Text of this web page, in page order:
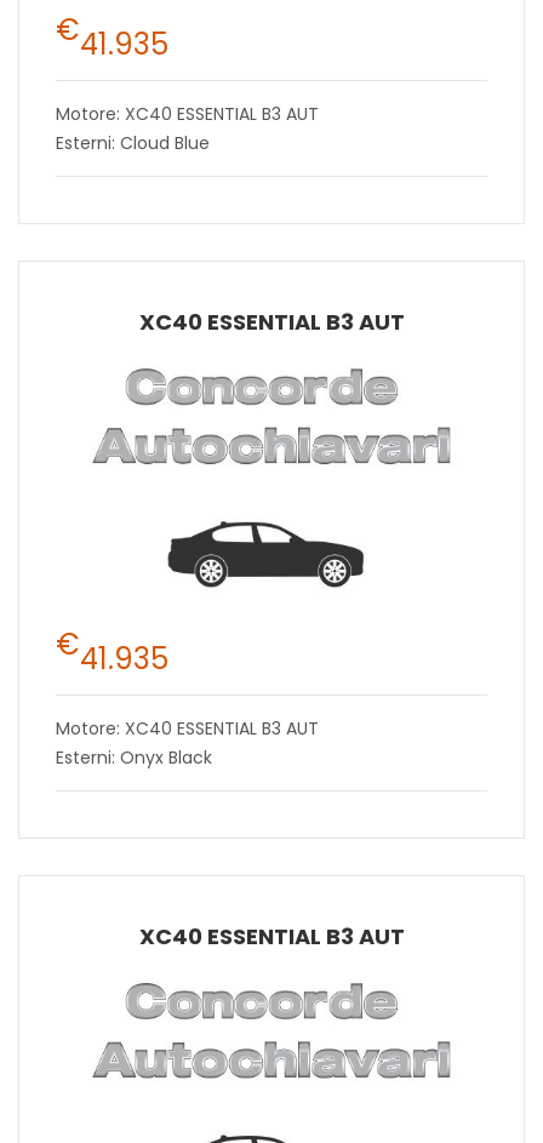
€41.935
Motore: XC40 ESSENTIAL B3 AUT
Esterni: Cloud Blue
XC40 ESSENTIAL B3 AUT
€41.935
Motore: XC40 ESSENTIAL B3 AUT
Esterni: Onyx Black
XC40 ESSENTIAL B3 AUT